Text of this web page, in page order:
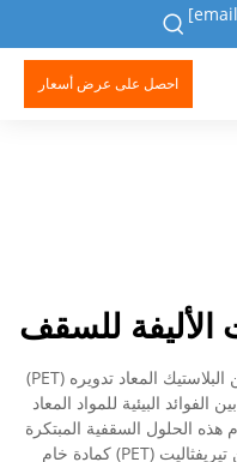
احصل على عرض أسعار
الأليفة للسقف
تمثل ألواح السقف الصوتية المصنوعة من البلاستيك المعاد تدويره (PET)
البيئية للمواد المعاد
هذه الحلول السقفية المبتكرة
زجاجات البلاستيك من نوع بولي إيثيلين تيريفثاليت (PET) كمادة خام